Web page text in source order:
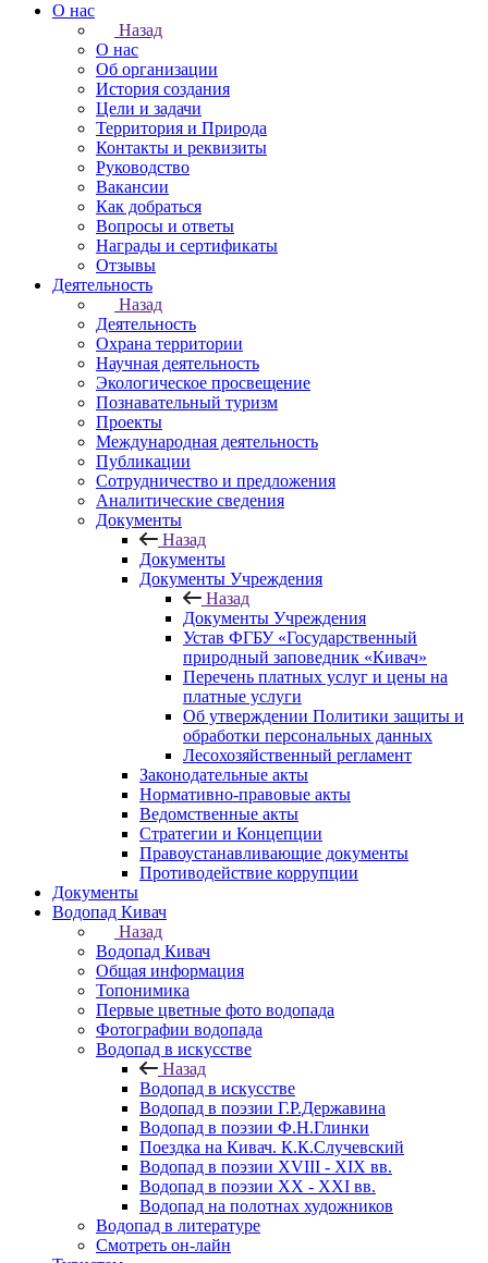
О нас
Назад
О нас
Об организации
История создания
Цели и задачи
Территория и Природа
Контакты и реквизиты
Руководство
Вакансии
Как добраться
Вопросы и ответы
Награды и сертификаты
Отзывы
Деятельность
Назад
Деятельность
Охрана территории
Научная деятельность
Экологическое просвещение
Познавательный туризм
Проекты
Международная деятельность
Публикации
Сотрудничество и предложения
Аналитические сведения
Документы
Назад
Документы
Документы Учреждения
Назад
Документы Учреждения
Устав ФГБУ «Государственный
природный заповедник «Кивач»
Перечень платных услуг и цены на
платные услуги
Об утверждении Политики защиты и
обработки персональных данных
Лесохозяйственный регламент
Законодательные акты
Нормативно-правовые акты
Ведомственные акты
Стратегии и Концепции
Правоустанавливающие документы
Противодействие коррупции
Документы
Водопад Кивач
Назад
Водопад Кивач
Общая информация
Топонимика
Первые цветные фото водопада
Фотографии водопада
Водопад в искусстве
Назад
Водопад в искусстве
Водопад в поэзии Г.Р.Державина
Водопад в поэзии Ф.Н.Глинки
Поездка на Кивач. К.К.Случевский
Водопад в поэзии XVIII - XIX вв.
Водопад в поэзии XX - XXI вв.
Водопад на полотнах художников
Водопад в литературе
Смотреть он-лайн